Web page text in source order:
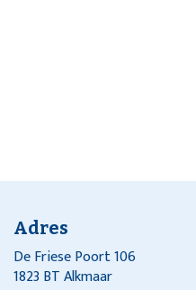
Adres
De Friese Poort 106
1823 BT Alkmaar